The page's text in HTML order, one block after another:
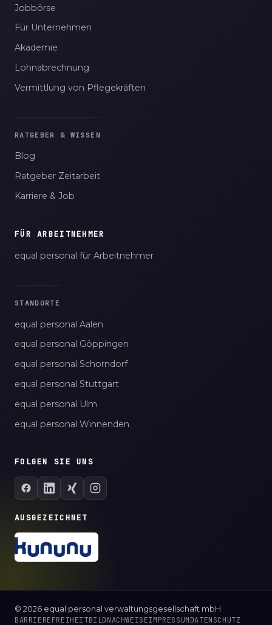
Jobbörse
Für Unternehmen
Akademie
Lohnabrechnung
Vermittlung von Pflegekräften
RATGEBER & WISSEN
Blog
Ratgeber Zeitarbeit
Karriere & Job
FÜR ARBEITNEHMER
equal personal für Arbeitnehmer
STANDORTE
equal personal Aalen
equal personal Göppingen
equal personal Schorndorf
equal personal Stuttgart
equal personal Ulm
equal personal Winnenden
FOLGEN SIE UNS
AUSGEZEICHNET
© 2026 equal personal verwaltungsgesellschaft mbH
BARRIEREFREIHEITBILDNACHWEISEIMPRESSUMDATENSCHUTZ